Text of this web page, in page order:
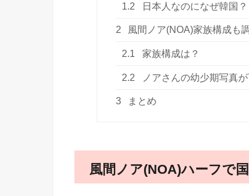
1.2 日本人なのになぜ韓国？
2 風間ノア(NOA)家族構成も
2.1 家族構成は？
2.2 ノアさんの幼少期写真
3 まとめ
風間ノア(NOA)ハーフで